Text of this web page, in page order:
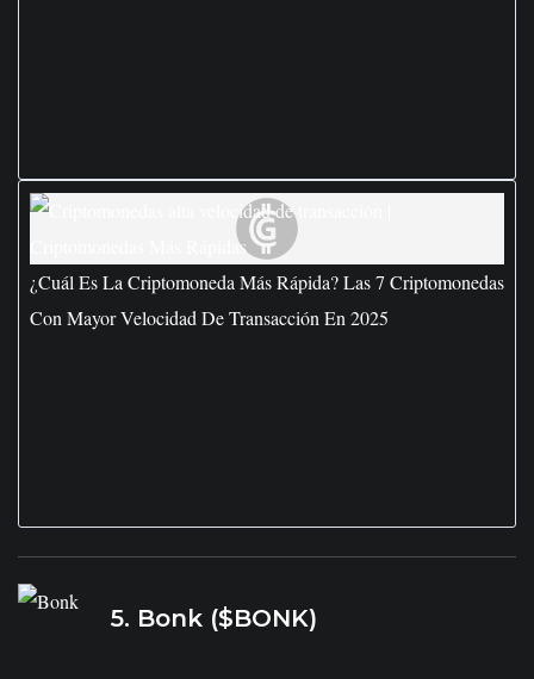
¿Cuál Es La Criptomoneda Más Rápida? Las 7 Criptomonedas
Con Mayor Velocidad De Transacción En 2025
5. Bonk ($BONK)